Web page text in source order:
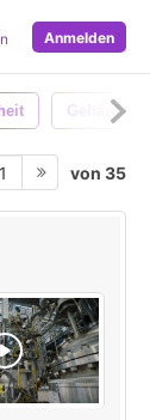
Anmelden
Gehäuse
1 von 35